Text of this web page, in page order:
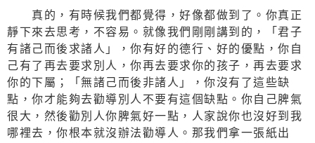
真的，有時候我們都覺得，好像都做到了。你真正
靜下來去思考，不容易。就像我們剛剛講到的，「君子
有諸己而後求諸人」，你有好的德行、好的優點，你自
己有了再去要求別人，你再去要求你的孩子，再去要求
你的下屬；「無諸己而後非諸人」，你沒有了這些缺
點，你才能夠去勸導別人不要有這個缺點。你自己脾氣
很大，然後勸別人你脾氣好一點，人家說你也沒好到我
哪裡去，你根本就沒辦法勸導人。那我們拿一張紙出